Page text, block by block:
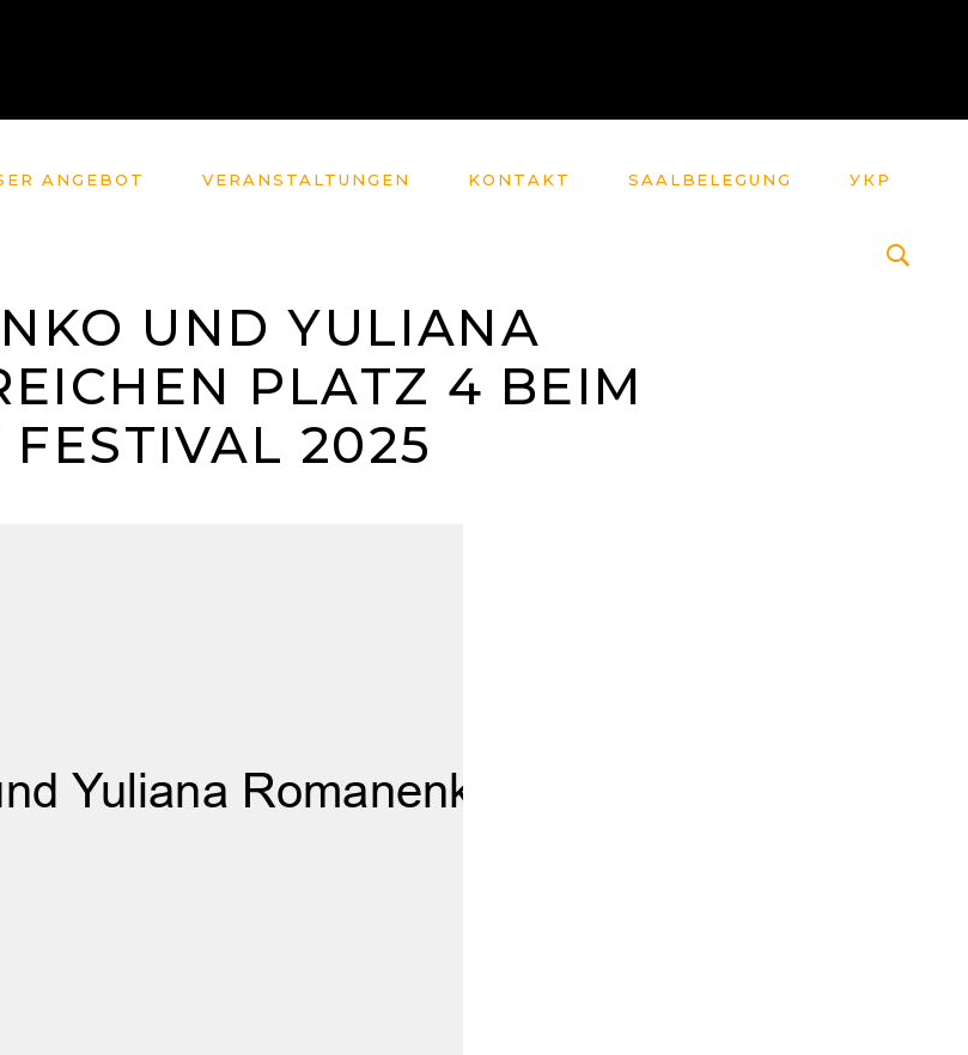
ANGEBOT VERANSTALTUNGEN KONTAKT SAALBELEGUNG УКР
UND YULIANA
PLATZ 4 BEIM
2025